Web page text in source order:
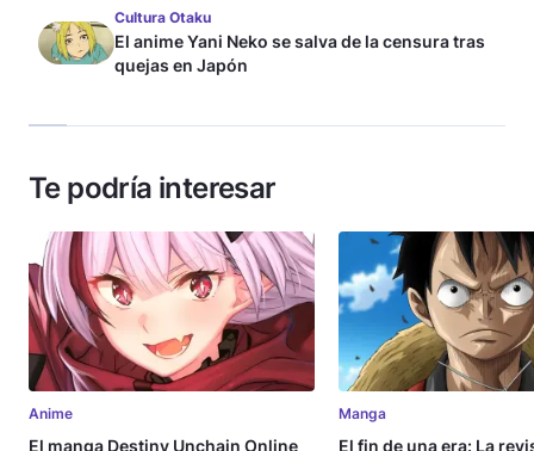
Cultura Otaku
El anime Yani Neko se salva de la censura tras
quejas en Japón
Te podría interesar
Anime
El manga Destiny Unchain Online
Manga
El fin de una era: La